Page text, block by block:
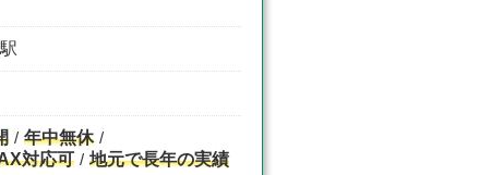
年中無休
対応可 地元で長年の実績